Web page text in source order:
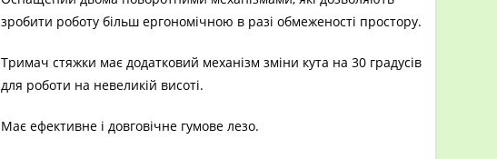
зробити роботу більш ергономічною в разі обмеженості простору.
Тримач стяжки має додатковий механізм зміни кута на 30 градусів
для роботи на невеликій висоті.
Має ефективне і довговічне гумове лезо.